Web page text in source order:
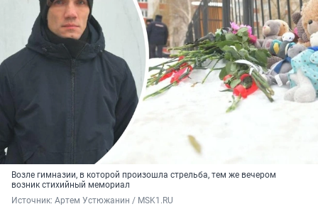
Возле гимназии, в которой произошла стрельба, тем же вечером
возник стихийный мемориал
Источник: Артем Устюжанин / MSK1.RU